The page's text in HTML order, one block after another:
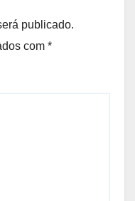
publicado.
com *